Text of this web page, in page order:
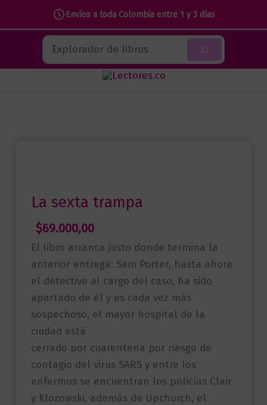
Envíos a toda Colombia entre 1 y 3 días
contenido
Buscar
La sexta trampa
$69.000,00
El libro arranca justo donde termina la
anterior entrega: Sam Porter, hasta ahora
el detective al cargo del caso, ha sido
apartado de él y es cada vez más
sospechoso, el mayor hospital de la
ciudad está
cerrado por cuarentena por riesgo de
contagio del virus SARS y entre los
enfermos se encuentran los policías Clair
y Klozowski, además de Upchurch, el